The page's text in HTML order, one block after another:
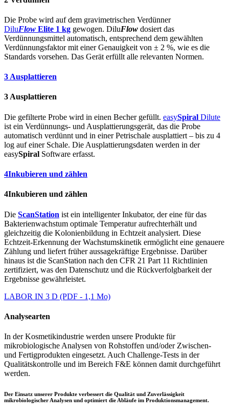
Die Probe wird auf dem gravimetrischen Verdünner
DiluFlow Elite 1 kg gewogen. DiluFlow dosiert das
Verdünnungsmittel automatisch, entsprechend dem gewählten
Verdünnungsfaktor mit einer Genauigkeit von ± 2 %, wie es die
Standards vorsehen. Das Gerät erfüllt alle relevanten Normen.
3 Ausplattieren
3Ausplattieren
Die gefilterte Probe wird in einen Becher gefüllt. easySpiral Dilute
ist ein Verdünnungs- und Ausplat­tierung­sgerät, das die Probe
automatisch verdünnt und in einer Petrischale ausplattiert – bis zu 4
log auf einer Schale. Die Ausplat­tierung­sdaten werden in der
easySpiral Software erfasst.
4Inkubieren und zählen
4Inkubieren und zählen
Die ScanStation ist ein intelligenter Inkubator, der eine für das
Bakterienwachstum optimale Temperatur aufrechterhält und
gleichzeitig die Kolonienbildung in Echtzeit analysiert. Diese
Echtzeit-Erkennung der Wachstumskinetik ermöglicht eine genauere
Zählung und liefert früher aussagekräftige Ergebnisse. Darüber
hinaus ist die ScanStation nach den CFR 21 Part 11 Richtlinien
zertifiziert, was den Datenschutz und die Rückverfolgbarkeit der
Ergebnisse gewährleistet.
LABOR IN 3 D (PDF - 1,1 Mo)
Analysearten
In der Kosmetikindustrie werden unsere Produkte für
mikrobiologische Analysen von Rohstoffen und/oder Zwischen-
und Fertigprodukten eingesetzt. Auch Challenge-Tests in der
Qualitätskontrolle und im Bereich F&E können damit durchgeführt
werden.
Der Einsatz unserer Produkte verbessert die Qualität und Zuverlässigkeit
mikrobiologischer Analysen und optimiert die Abläufe im Produktionsmanagement.